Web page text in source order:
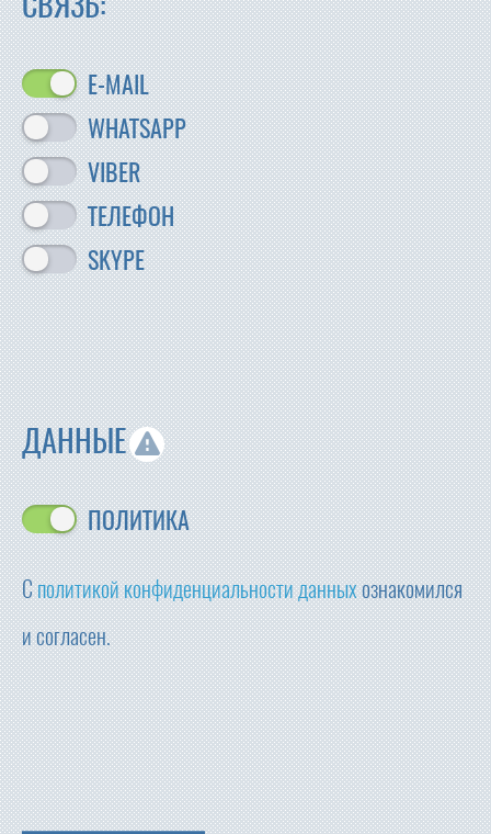
E-MAIL
WHATSAPP
VIBER
ТЕЛЕФОН
SKYPE
ДАННЫЕ
ПОЛИТИКА
Сполитикой конфиденциальности данныхознакомился
и согласен.